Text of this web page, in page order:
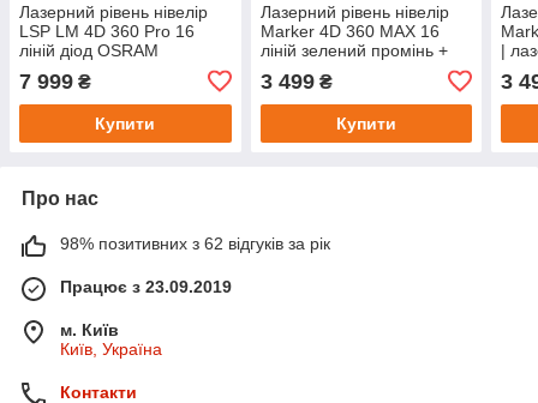
Лазерний рівень нівелір
LSP LM 4D 360 Pro 16
ліній діод OSRAM
штанга з мікроліфтом 3,6
м з штативом
7 999 ₴
Купити
Лазерний рівень нівелір
Marker 4D 360 MAX 16
ліній зелений промінь +
3 499₴
Купити
|
3
Про нас
98% позитивних з 62 відгуків за рік
Працює з 23.09.2019
м. Київ
Київ, Україна
Контакти